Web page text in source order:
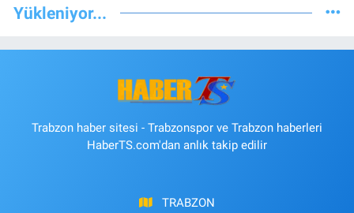
Yükleniyor...
Trabzon haber sitesi - Trabzonspor ve Trabzon haberleri
HaberTS.com'dan anlık takip edilir
TRABZON